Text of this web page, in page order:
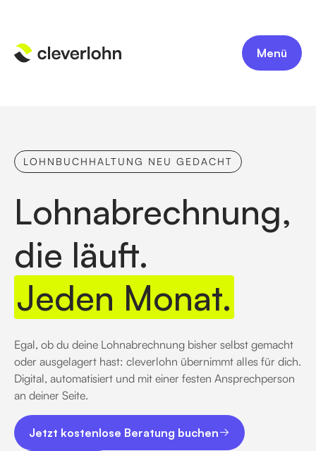
Menü
LOHNBUCHHALTUNG NEU GEDACHT
Lohnabrechnung,
die läuft.
Jeden Monat.
Egal, ob du deine Lohnabrechnung bisher selbst gemacht
oder ausgelagert hast: cleverlohn übernimmt alles für dich.
Digital, automatisiert und mit einer festen Ansprechperson
an deiner Seite.
Jetzt kostenlose Beratung buchen
Jetzt kostenlose Beratung buchen